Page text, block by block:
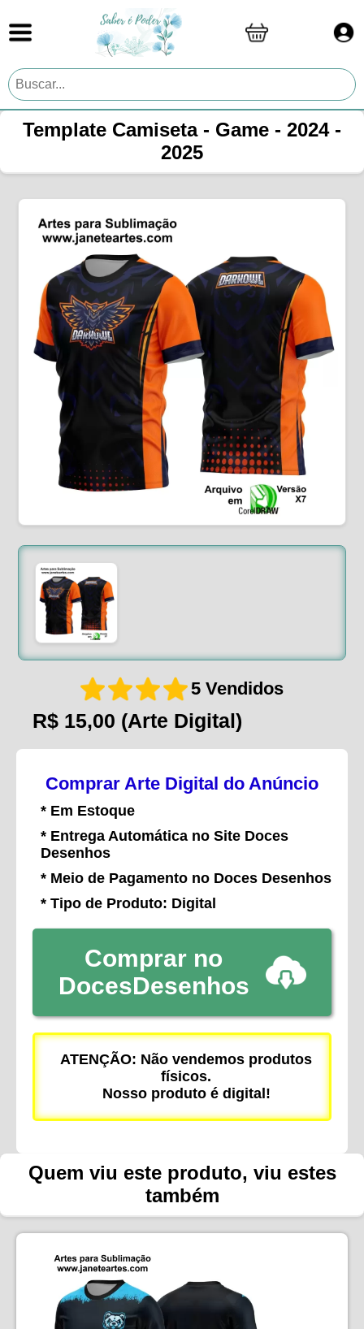
Template Camiseta - Game - 2024 -
2025
5 Vendidos
R$ 15,00 (Arte Digital)
Comprar Arte Digital do Anúncio
* Em Estoque
* Entrega Automática no Site Doces
Desenhos
* Meio de Pagamento no Doces Desenhos
* Tipo de Produto: Digital
Comprar no
DocesDesenhos
ATENÇÃO: Não vendemos produtos
físicos.
Nosso produto é digital!
Quem viu este produto, viu estes
também